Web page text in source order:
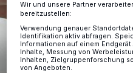
Wir und unsere Partner
bereitzustellen:
Verwendung genauer
Identifikation aktiv abfragen.
Informationen auf einem
Inhalte, Messung von
Inhalten, Zielgruppenforschung
von Angeboten.